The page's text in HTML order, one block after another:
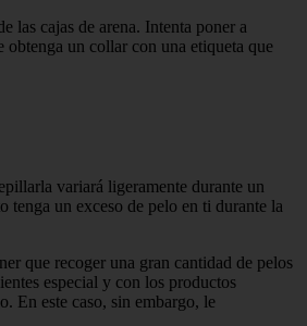
las cajas de arena. Intenta poner a
obtenga un collar con una etiqueta que
variará ligeramente durante un
tenga un exceso de pelo en ti durante la
que recoger una gran cantidad de pelos
especial y con los productos
En este caso, sin embargo, le